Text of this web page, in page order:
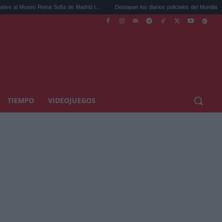
Reina Sofía de Madrid t... Destapan los diarios policiales del Mundial 2026: ...
TIEMPO VIDEOJUEGOS